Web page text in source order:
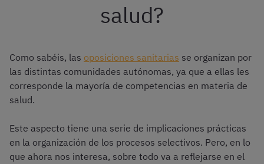
salud?
Como sabéis, las oposiciones sanitarias se organizan por
las distintas comunidades autónomas, ya que a ellas les
corresponde la mayoría de competencias en materia de
salud.
Este aspecto tiene una serie de implicaciones prácticas
en la organización de los procesos selectivos. Pero, en lo
que ahora nos interesa, sobre todo va a reflejarse en el